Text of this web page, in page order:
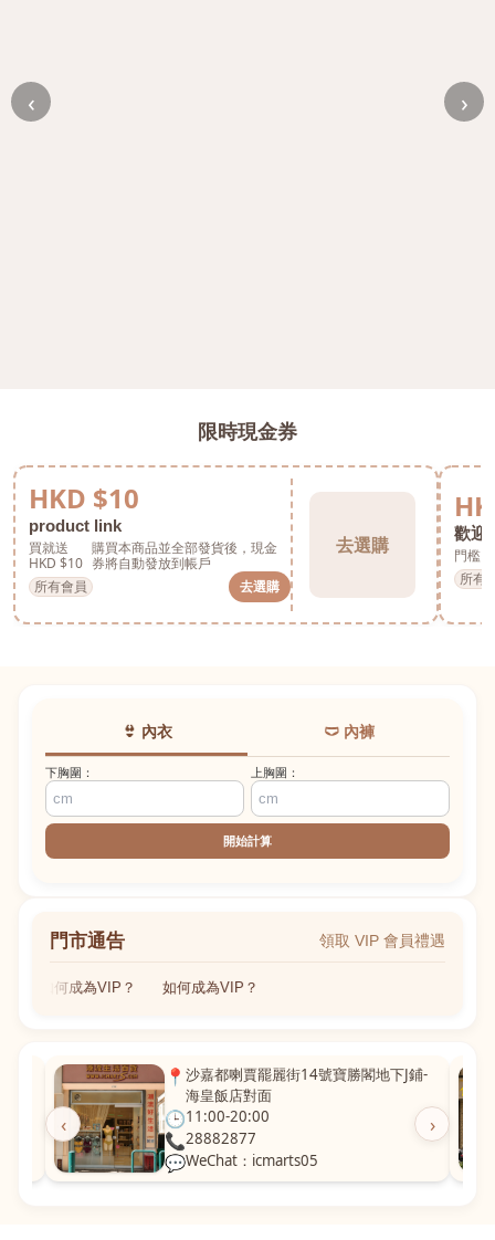
‹ ›
限時現金券
HKD $10
product link
買就送
HKD $10
購買本商品並全部發貨後，現金
券將自動發放到帳戶
所有會員
去選購
去選購
歡迎
門檻
所有
👙 內衣 🩲 內褲
下胸圍： 上胸圍：
開始計算
門市通告 領取 VIP 會員禮遇
如何成為VIP？ 如何成為VIP？
‹ ›
📍 沙嘉都喇賈罷麗街14號寶勝閣地下J鋪-
海皇飯店對面
🕒11:00-20:00
📞28882877
💬WeChat：icmarts05